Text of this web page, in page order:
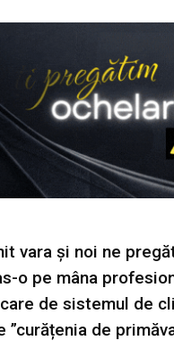
vara și noi ne
o pe mâna
de sistemul de
”curățenia de